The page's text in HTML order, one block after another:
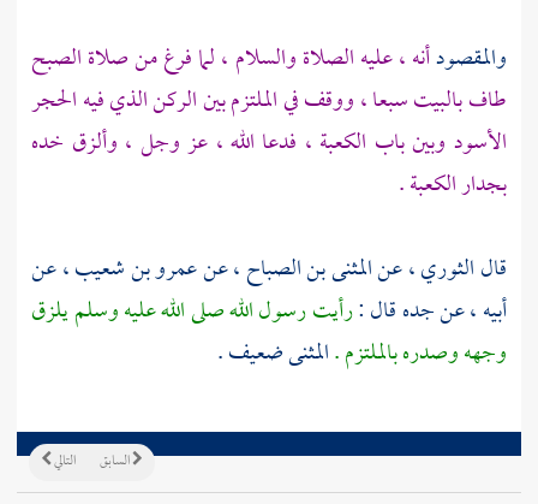
والمقصودأنه ، عليه الصلاة والسلام ، لما فرغ من صلاة الصبح
طافبالبيتسبعا ، ووقف في الملتزم بين الركن الذي فيهالحجر
الأسود وبين باب الكعبة ، فدعا الله ، عز وجل ، وألزق خده
بجدارالكعبة.
قالالثوري، عنالمثنى بن الصباح، عنعمرو بن شعيب، عن
أبيه ، عن جده قال :رأيت رسول الله صلى الله عليه وسلم يلزق
وجهه وصدرهبالملتزم.المثنى ضعيف .
التالي السابق